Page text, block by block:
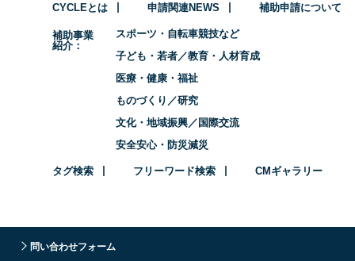
CYCLEとは 申請関連NEWS 補助申請について
補助事業
紹介
スポーツ・自転車競技など
子ども・若者／教育・人材育成
医療・健康・福祉
ものづくり／研究
文化・地域振興／国際交流
安全安心・防災減災
タグ検索 フリーワード検索 CMギャラリー
問い合わせフォーム